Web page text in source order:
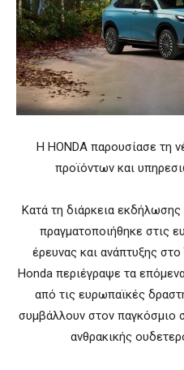
Η HONDA παρουσίασε τη
προϊόντων και
Κατά τη διάρκεια
πραγματοποιήθηκε στις
έρευνας και ανάπτυξης
Honda περιέγραψε τα
από τις ευρωπαϊκές
συμβάλλουν στον παγκόσμιο
ανθρακικής